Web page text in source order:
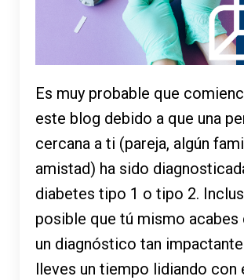
Es muy probable que
este blog debido a que una
cercana a ti (pareja, algún
amistad) ha sido
diabetes tipo 1 o tipo 2.
posible que tú mismo acabes
un diagnóstico tan
lleves un tiempo lidiando con